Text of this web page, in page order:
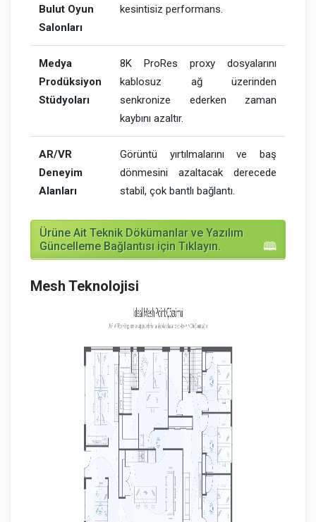
Bulut Oyun
Salonları
kesintisiz performans.
Medya
Prodüksiyon
Stüdyoları
8K ProRes proxy dosyalarını
kablosuz ağ üzerinden
senkronize ederken zaman
kaybını azaltır.
AR/VR
Deneyim
Alanları
Görüntü yırtılmalarını ve baş
dönmesini azaltacak derecede
stabil, çok bantlı bağlantı.
Ürüne Ait Teknik Dökümanlar ve Yazılım
Güncelleme Bağlantısı için Tıklayın.
Mesh Teknolojisi